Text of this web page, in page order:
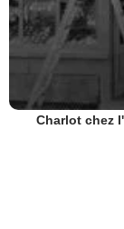
Charlot chez